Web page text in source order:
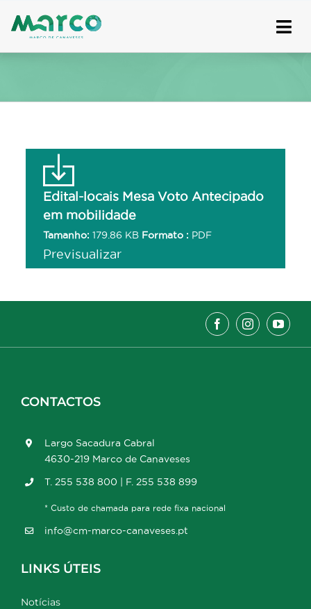
to
Edital-locais Mesa Voto Antecipado
em mobilidade
Tamanho: 179.86 KB Formato : PDF
Previsualizar
CONTACTOS
Largo Sacadura Cabral
4630-219 Marco de Canaveses
T. 255 538 800 | F. 255 538 899
* Custo de chamada para rede fixa nacional
info@cm-marco-canaveses.pt
LINKS ÚTEIS
Notícias